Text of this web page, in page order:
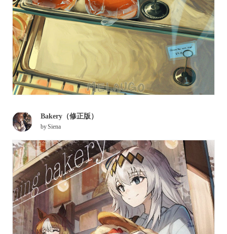
Bakery（修正版）
bySiena